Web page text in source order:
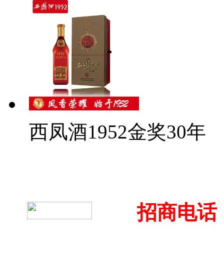
西凤酒1952金奖30年
招商电话